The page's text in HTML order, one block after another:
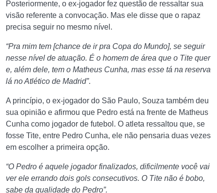
Posteriormente, o ex-jogador fez questão de ressaltar sua
visão referente a convocação. Mas ele disse que o rapaz
precisa seguir no mesmo nível.
“Pra mim tem [chance de ir pra Copa do Mundo], se seguir
nesse nível de atuação. É o homem de área que o Tite quer
e, além dele, tem o Matheus Cunha, mas esse tá na reserva
lá no Atlético de Madrid”.
A princípio, o ex-jogador do São Paulo, Souza também deu
sua opinião e afirmou que Pedro está na frente de Matheus
Cunha como jogador de futebol. O atleta ressaltou que, se
fosse Tite, entre Pedro Cunha, ele não pensaria duas vezes
em escolher a primeira opção.
“O Pedro é aquele jogador finalizados, dificilmente você vai
ver ele errando dois gols consecutivos. O Tite não é bobo,
sabe da qualidade do Pedro”.